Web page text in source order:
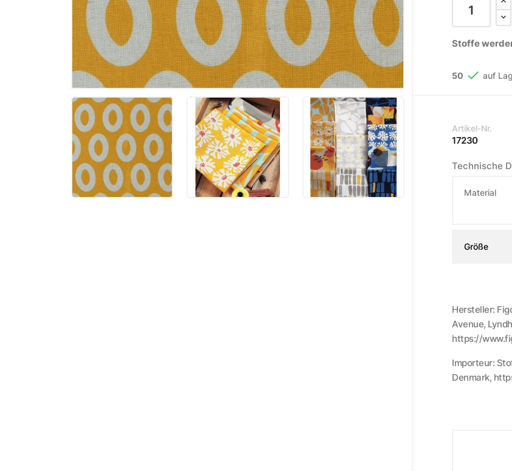
Stoffe
50  auf
Artikel-Nr.
17230
Technische
Material
Größe
Hersteller:
Avenue,
https://
Importeur:
Denmark,